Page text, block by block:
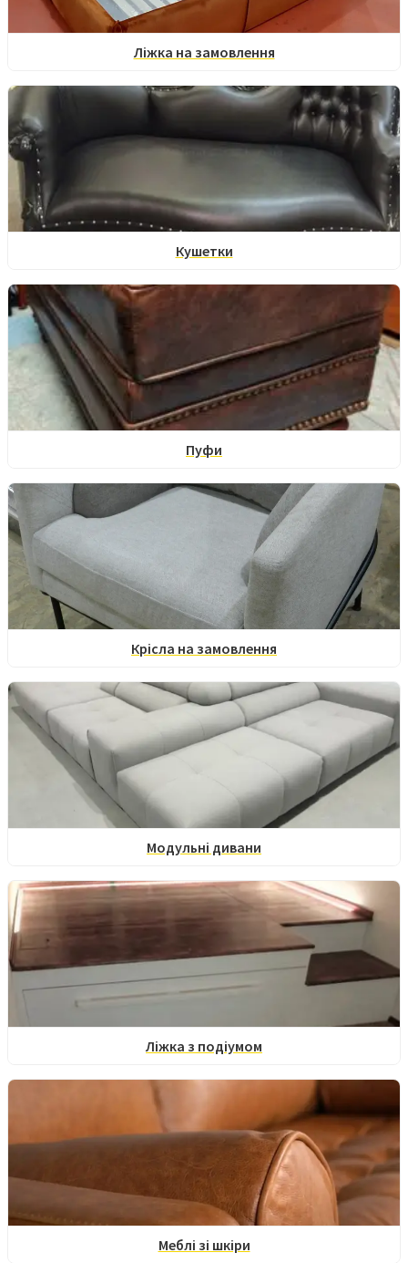
Ліжка на замовлення
Кушетки
Пуфи
Крісла на замовлення
Модульні дивани
Ліжка з подіумом
Меблі зі шкіри